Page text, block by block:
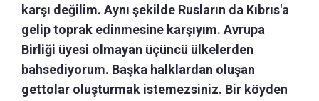
karşı değilim. Aynı şekilde Rusların da Kıbrıs'a
gelip toprak edinmesine karşıyım. Avrupa
Birliği üyesi olmayan üçüncü ülkelerden
bahsediyorum. Başka halklardan oluşan
gettolar oluşturmak istemezsiniz. Bir köyden